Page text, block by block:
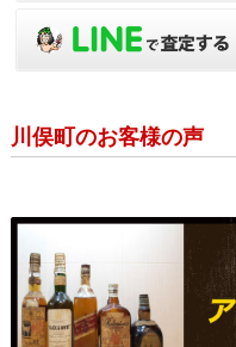
川俣町のお客様の声